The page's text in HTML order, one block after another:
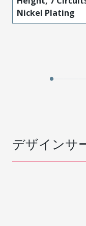
Nickel Plating
デザインサ